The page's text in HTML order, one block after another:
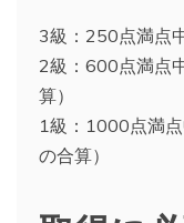
3級：250点満点
2級：600点満点
算）
1級：1000点満
の合算）